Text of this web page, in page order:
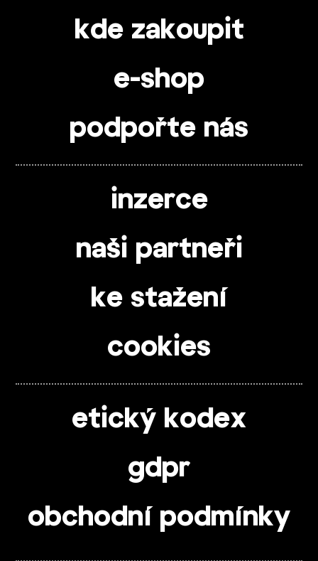
kde zakoupit
e-shop
podpořte nás
inzerce
naši partneři
ke stažení
cookies
etický kodex
gdpr
obchodní podmínky